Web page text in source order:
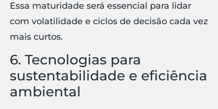
Essa maturidade será essencial para lidar
com volatilidade e ciclos de decisão cada vez
mais curtos.
6. Tecnologias para
sustentabilidade e eficiência
ambiental